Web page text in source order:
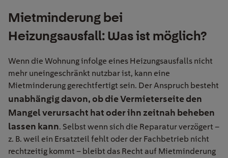
Mietminderung bei
Heizungsausfall: Was ist möglich?
Wenn die Wohnung infolge eines Heizungsausfalls nicht
mehr uneingeschränkt nutzbar ist, kann eine
Mietminderung gerechtfertigt sein. Der Anspruch besteht
unabhängig davon, ob die Vermieterseite den
Mangel verursacht hat oder ihn zeitnah beheben
lassen kann. Selbst wenn sich die Reparatur verzögert –
z. B. weil ein Ersatzteil fehlt oder der Fachbetrieb nicht
rechtzeitig kommt – bleibt das Recht auf Mietminderung